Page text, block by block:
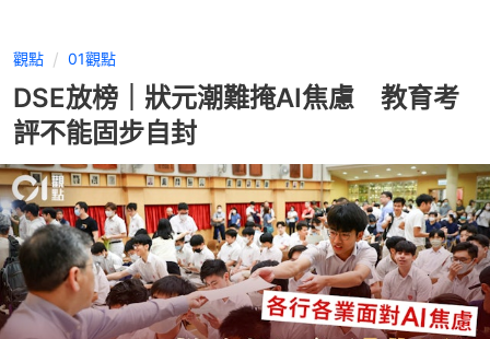
觀點 01觀點
DSE放榜｜狀元潮難掩AI焦慮 教育考
評不能固步自封